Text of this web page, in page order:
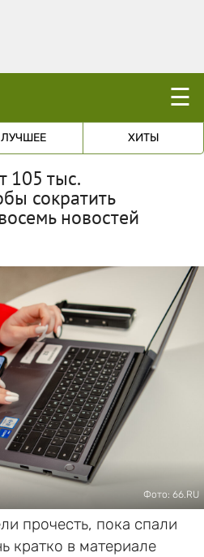
☰
ЛУЧШЕЕ ХИТЫ
105 тыс.
сократить
новостей
Фото: 66.RU
прочесть, пока спали
кратко в материале